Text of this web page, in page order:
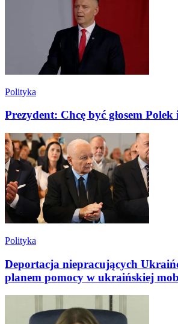
Polityka
Prezydent: Chcę być głosem
Polityka
Deportacja niepracujących
planem pomocy w ukraińskiej